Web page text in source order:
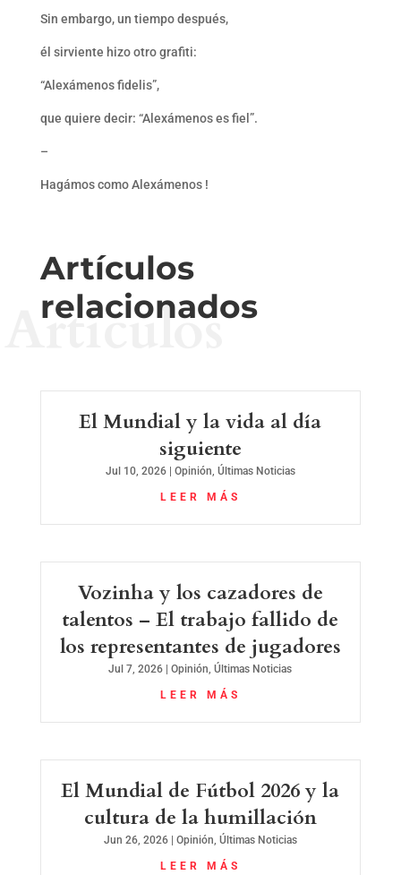
Sin embargo, un tiempo después,
él sirviente hizo otro grafiti:
“Alexámenos fidelis”,
que quiere decir: “Alexámenos es fiel”.
–
Hagámos como Alexámenos !
Artículos
relacionados
Artículos
El Mundial y la vida al día
siguiente
Jul 10, 2026| Opinión, Últimas Noticias
LEER MÁS
Vozinha y los cazadores de
talentos – El trabajo fallido de
los representantes de jugadores
Jul 7, 2026 |Opinión,Últimas Noticias
LEER MÁS
El Mundial de Fútbol 2026 y la
cultura de la humillación
Jun 26, 2026| Opinión, Últimas Noticias
LEER MÁS